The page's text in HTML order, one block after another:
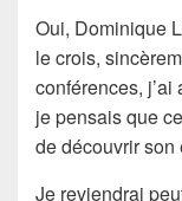
Oui, Dominique
le crois,
conférences, j’ai
je pensais que
de découvrir son
Je reviendrai